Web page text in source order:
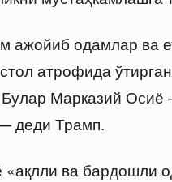
ажойиб одамлар ва
атрофида
Марказий
деди Трамп.
ва бардошли